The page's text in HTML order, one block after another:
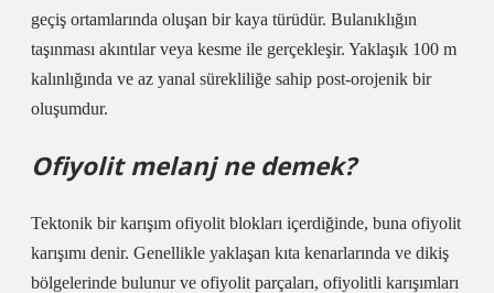
geçiş ortamlarında oluşan bir kaya türüdür. Bulanıklığın
taşınması akıntılar veya kesme ile gerçekleşir. Yaklaşık 100 m
kalınlığında ve az yanal sürekliliğe sahip post-orojenik bir
oluşumdur.
Ofiyolit melanj ne demek?
Tektonik bir karışım ofiyolit blokları içerdiğinde, buna ofiyolit
karışımı denir. Genellikle yaklaşan kıta kenarlarında ve dikiş
bölgelerinde bulunur ve ofiyolit parçaları, ofiyolitli karışımları